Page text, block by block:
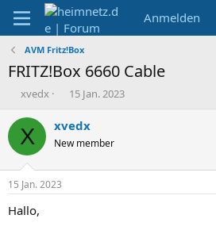
Anmelden
AVM Fritz!Box
FRITZ!Box 6660 Cable
E
s
t
e
r
xvedx
E
s
e
t
15 Jan. 2023
X xvedx
New member
15 Jan. 2023
Hallo,